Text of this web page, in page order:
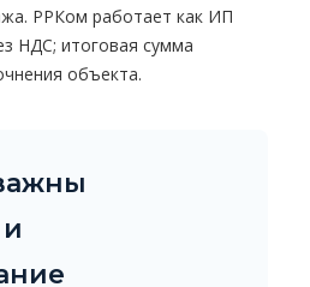
РРКом работает как ИП
НДС; итоговая сумма
объекта.